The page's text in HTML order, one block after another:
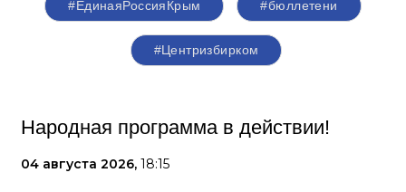
#ЕдинаяРоссияКрым #бюллетени
#Центризбирком
Народная программа в действии!
04 августа 2026, 18:15